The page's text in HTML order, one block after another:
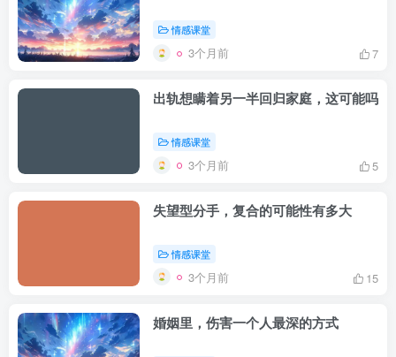
情感课堂
3个月前 7
出轨想瞒着另一半回归家庭，这可能吗
情感课堂
3个月前 5
失望型分手，复合的可能性有多大
情感课堂
3个月前 15
婚姻里，伤害一个人最深的方式